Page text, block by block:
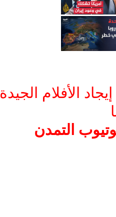
الأفلام الجيدة
التمدن